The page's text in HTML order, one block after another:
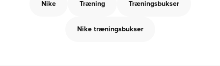
Nike Træning Træningsbukser
Nike træningsbukser